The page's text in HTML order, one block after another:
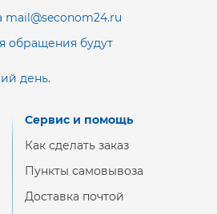
mail@seconom24.ru
обращения будут
день.
Сервис и помощь
Как сделать заказ
Пункты самовывоза
Доставка почтой